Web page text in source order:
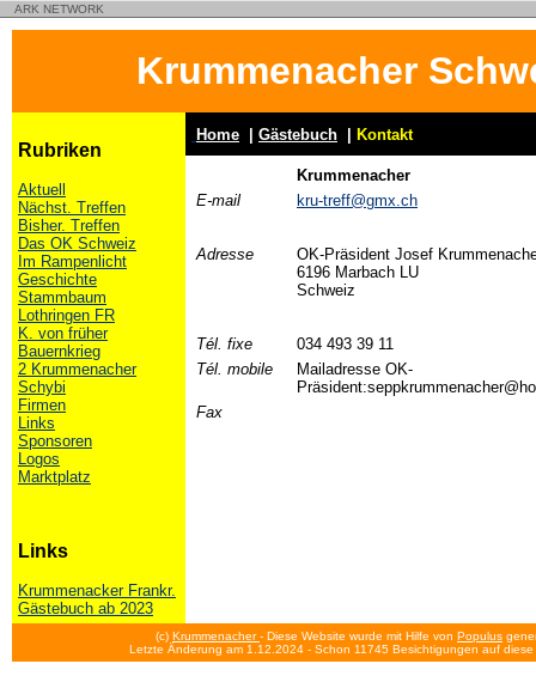
ARK NETWORK
Krummenacher
Rubriken
Aktuell
Nächst. Treffen
Bisher. Treffen
Das OK Schweiz
Im Rampenlicht
Geschichte
Stammbaum
Lothringen FR
K. von früher
Bauernkrieg
2 Krummenacher
Schybi
Firmen
Links
Sponsoren
Logos
Marktplatz
Links
Krummenacker Frankr.
Gästebuch ab 2023
Home Gästebuch Kontakt
Krummenacher
E-mail
kru-treff@gmx.ch
Adresse
OK-Präsident Josef
6196 Marbach LU
Schweiz
Tél. fixe
034 493 39 11
Tél. mobile
Mailadresse OK-
Fax
(c) Krummenacher- Diese Website wurde mit Hilfe von Populus
Letzte Änderung am 1.12.2024 - Schon 11745 Besichtigungen auf diese